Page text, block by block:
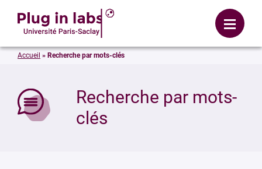
Menu
Recherche par mots-
clés
Accueil » Recherche par mots-clés